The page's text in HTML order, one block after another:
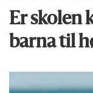
Er skolen
barna til